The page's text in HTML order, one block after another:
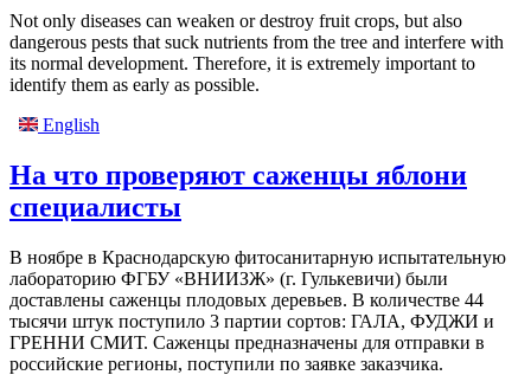
Not only diseases can weaken or destroy fruit crops, but also
dangerous pests that suck nutrients from the tree and interfere with
its normal development. Therefore, it is extremely important to
identify them as early as possible.
English
На что проверяют саженцы яблони
специалисты
В ноябре в Краснодарскую фитосанитарную испытательную
лабораторию ФГБУ «ВНИИЗЖ» (г. Гулькевичи) были
доставлены саженцы плодовых деревьев. В количестве 44
тысячи штук поступило 3 партии сортов: ГАЛА, ФУДЖИ и
ГРЕННИ СМИТ. Саженцы предназначены для отправки в
российские регионы, поступили по заявке заказчика.